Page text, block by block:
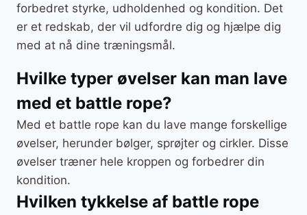
forbedret styrke, udholdenhed og kondition. Det
er et redskab, der vil udfordre dig og hjælpe dig
med at nå dine træningsmål.
Hvilke typer øvelser kan man lave
med et battle rope?
Med et battle rope kan du lave mange forskellige
øvelser, herunder bølger, sprøjter og cirkler. Disse
øvelser træner hele kroppen og forbedrer din
kondition.
Hvilken tykkelse af battle rope